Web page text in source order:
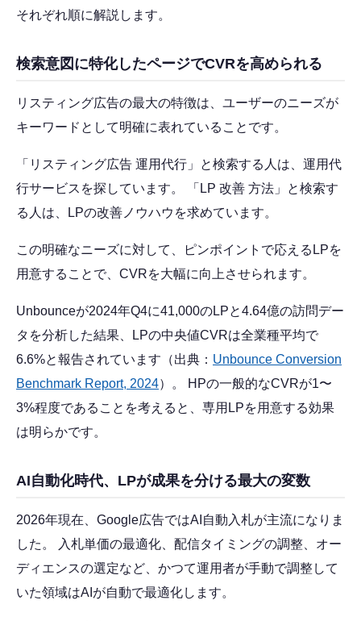
それぞれ順に解説します。
検索意図に特化したページでCVRを高められる
リスティング広告の最大の特徴は、ユーザーのニーズが
キーワードとして明確に表れていることです。
「リスティング広告 運用代行」と検索する人は、運用代
行サービスを探しています。 「LP 改善 方法」と検索す
る人は、LPの改善ノウハウを求めています。
この明確なニーズに対して、ピンポイントで応えるLPを
用意することで、CVRを大幅に向上させられます。
Unbounceが2024年Q4に41,000のLPと4.64億の訪問デー
タを分析した結果、LPの中央値CVRは全業種平均で
6.6%と報告されています（出典： Unbounce Conversion
Benchmark Report, 2024）。 HPの一般的なCVRが1〜
3%程度であることを考えると、専用LPを用意する効果
は明らかです。
AI自動化時代、LPが成果を分ける最大の変数
2026年現在、Google広告ではAI自動入札が主流になりま
した。 入札単価の最適化、配信タイミングの調整、オー
ディエンスの選定など、かつて運用者が手動で調整して
いた領域はAIが自動で最適化します。